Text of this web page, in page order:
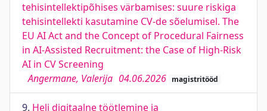
tehisintellektipõhises värbamises: suure riskiga
tehisintellekti kasutamine CV-de sõelumisel. The
EU AI Act and the Concept of Procedural Fairness
in AI-Assisted Recruitment: the Case of High-Risk
AI in CV Screening
Angermane, Valerija 04.06.2026 magistritööd
9. Heli digitaalne töötlemine ja